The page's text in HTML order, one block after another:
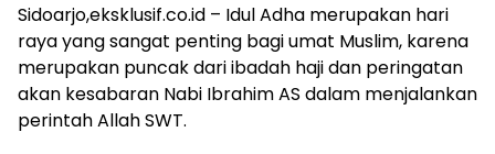
Sidoarjo,eksklusif.co.id – Idul Adha merupakan hari
raya yang sangat penting bagi umat Muslim, karena
merupakan puncak dari ibadah haji dan peringatan
akan kesabaran Nabi Ibrahim AS dalam menjalankan
perintah Allah SWT.